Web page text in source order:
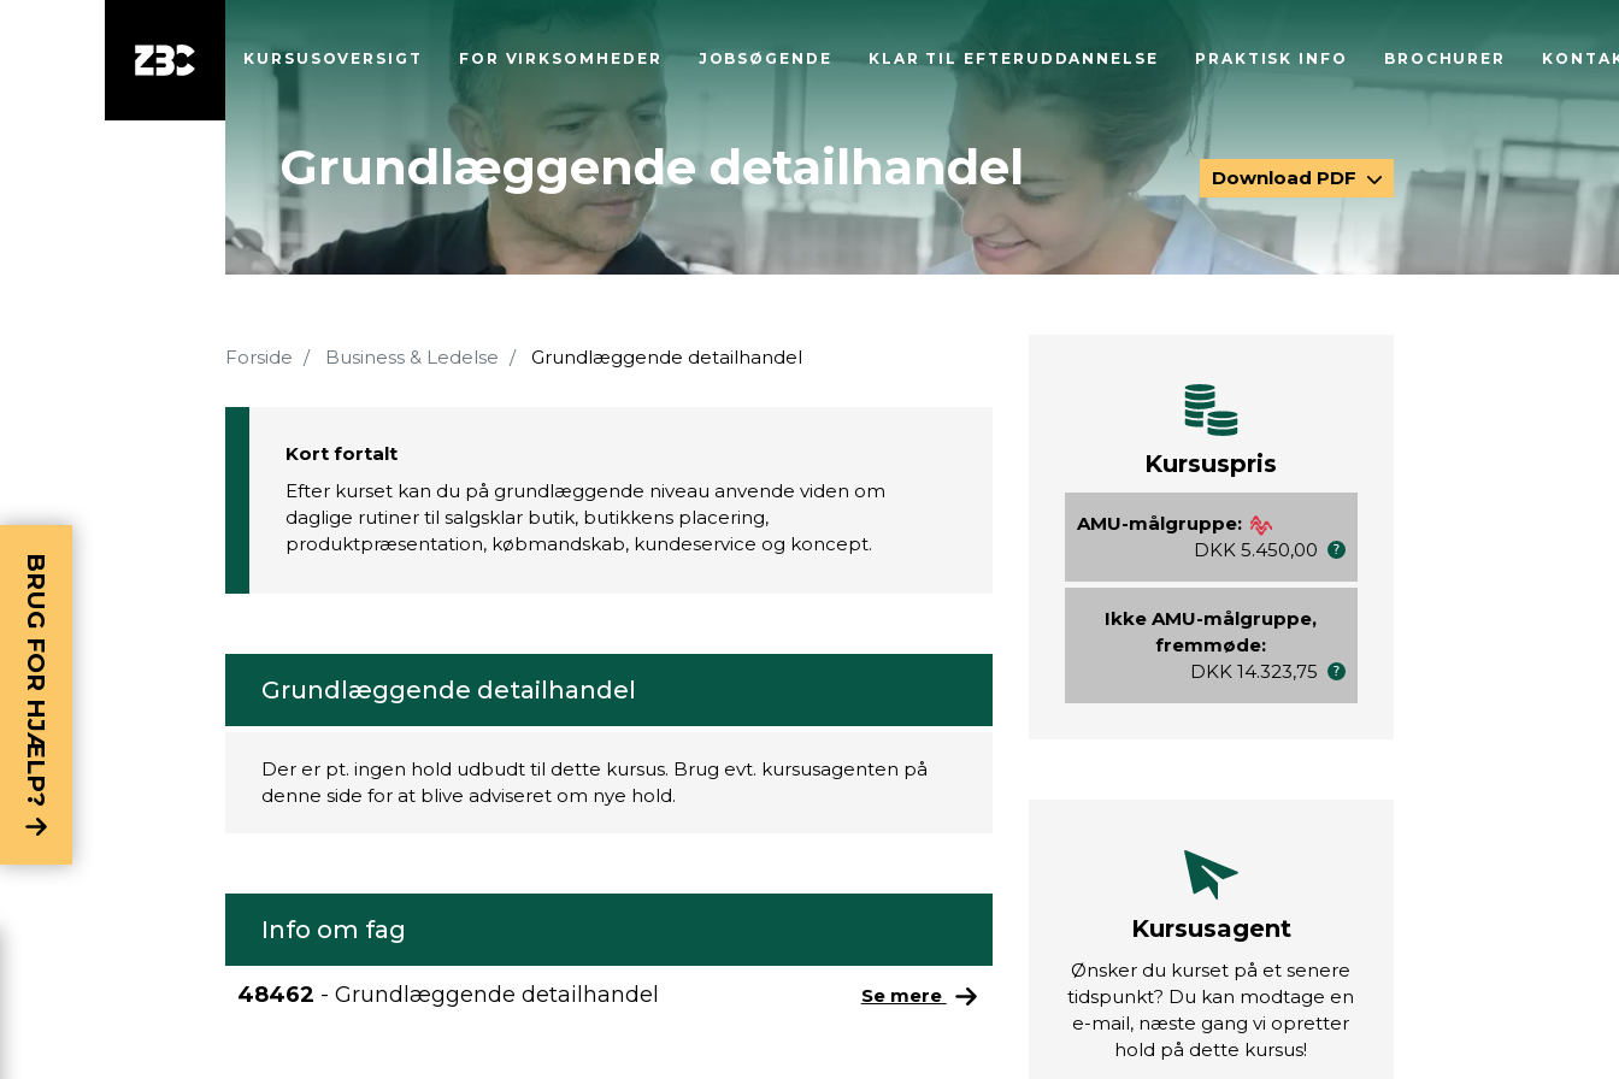
KURSUSOVERSIGT FOR VIRKSOMHEDER JOBSØGENDE KLAR TIL EFTERUDDANNELSE PRAKTISK INFO BROCHURER
Grundlæggende detailhandel Download PDF
Forside Business & Ledelse Grundlæggende detailhandel
Kort fortalt
Efter kurset kan du på grundlæggende niveau anvende viden om
daglige rutiner til salgsklar butik, butikkens placering,
produktpræsentation, købmandskab, kundeservice og koncept.
Grundlæggende detailhandel
Der er pt. ingen hold udbudt til dette kursus. Brug evt. kursusagenten på
denne side for at blive adviseret om nye hold.
Info om fag
48462 - Grundlæggende detailhandel Se mere
Kursuspris
AMU-målgruppe:
DKK 5.450,00
Ikke AMU-målgruppe,
fremmøde:
DKK 14.323,75
Kursusagent
Ønsker du kurset på et senere
tidspunkt? Du kan modtage en
e-mail, næste gang vi opretter
hold på dette kursus!
BRUG FOR HJÆLP?